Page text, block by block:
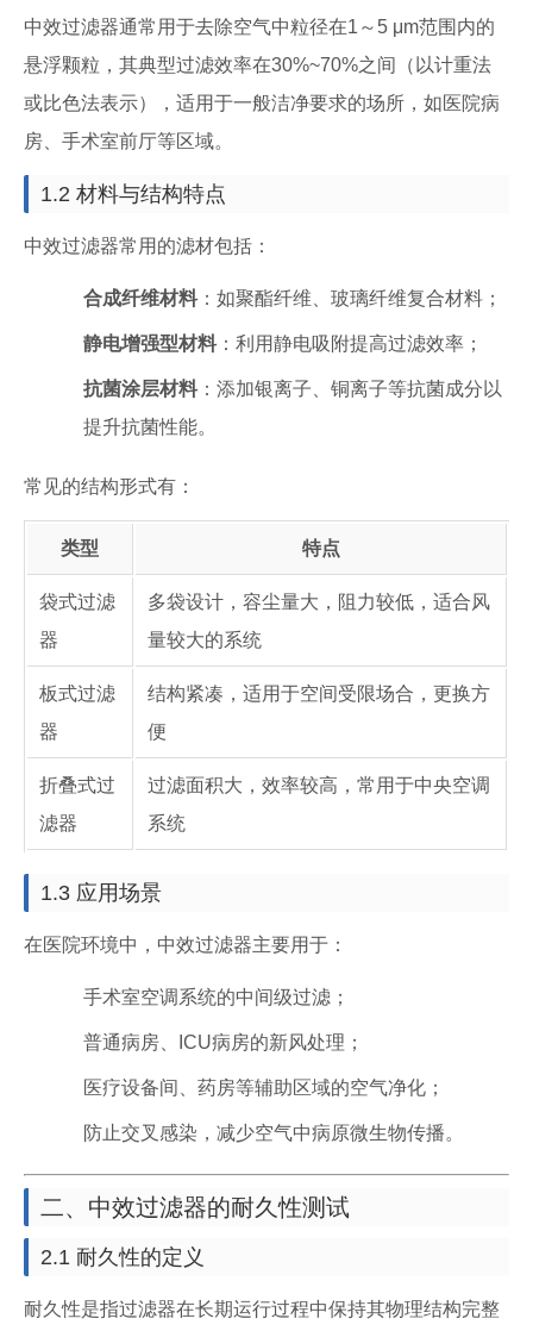
中效过滤器通常用于去除空气中粒径在1～5 μm范围内的
悬浮颗粒，其典型过滤效率在30%~70%之间（以计重法
或比色法表示），适用于一般洁净要求的场所，如医院病
房、手术室前厅等区域。
1.2 材料与结构特点
中效过滤器常用的滤材包括：
合成纤维材料：如聚酯纤维、玻璃纤维复合材料；
静电增强型材料：利用静电吸附提高过滤效率；
抗菌涂层材料：添加银离子、铜离子等抗菌成分以
提升抗菌性能。
常见的结构形式有：
类型 特点
袋式过滤
器
多袋设计，容尘量大，阻力较低，适合风
量较大的系统
板式过滤
器
结构紧凑，适用于空间受限场合，更换方
便
折叠式过
滤器
过滤面积大，效率较高，常用于中央空调
系统
1.3 应用场景
在医院环境中，中效过滤器主要用于：
手术室空调系统的中间级过滤；
普通病房、ICU病房的新风处理；
医疗设备间、药房等辅助区域的空气净化；
防止交叉感染，减少空气中病原微生物传播。
二、中效过滤器的耐久性测试
2.1 耐久性的定义
耐久性是指过滤器在长期运行过程中保持其物理结构完整